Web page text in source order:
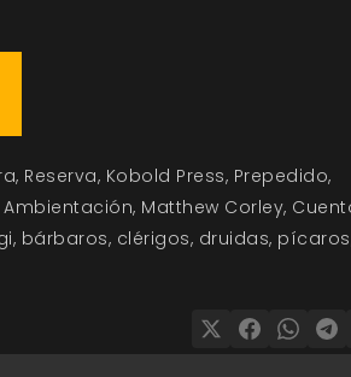
Reserva Kobold Press Prepedido
Ambientación Matthew Corley
bárbaros clérigos druidas pícaros